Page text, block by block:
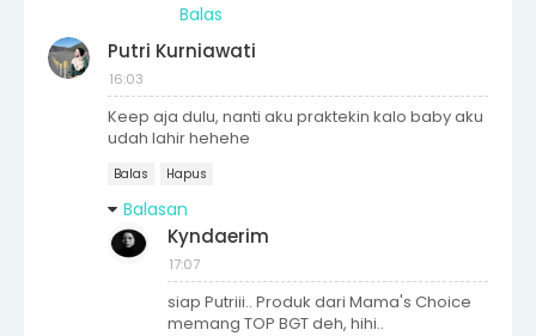
Balas
Putri Kurniawati
16:03
Keep aja dulu, nanti aku praktekin kalo baby aku
udah lahir hehehe
Balas Hapus
Balasan
Kyndaerim
17:07
siap Putriii.. Produk dari Mama's Choice
memang TOP BGT deh, hihi..